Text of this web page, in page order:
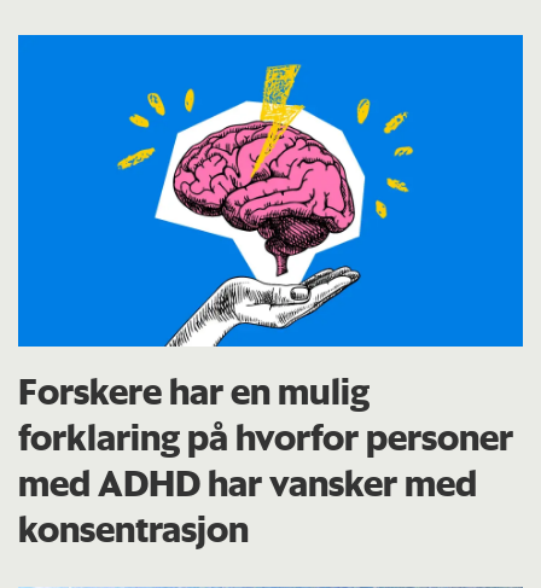
Forskere har en mulig
forklaring på hvorfor personer
med ADHD har vansker med
konsentrasjon